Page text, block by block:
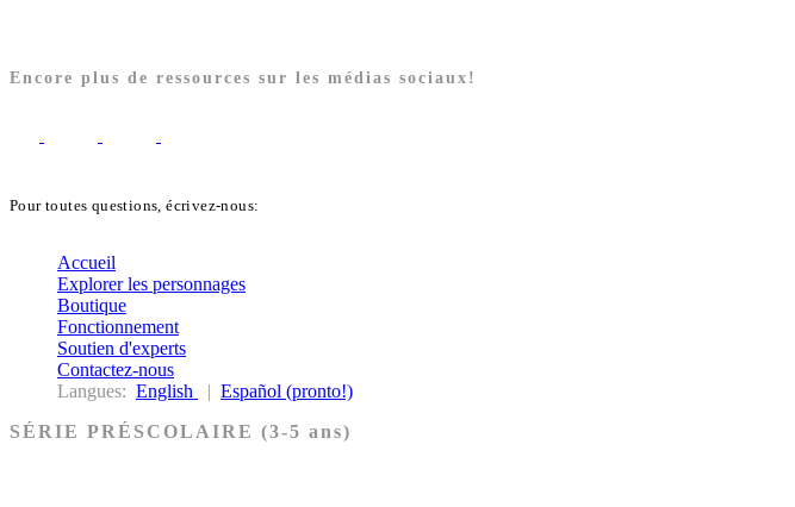
Encore plus de ressources sur les médias sociaux!
Pour toutes questions, écrivez-nous:
Accueil
Explorer les personnages
Boutique
Fonctionnement
Soutien d'experts
Contactez-nous
Langues: English | Español (pronto!)
SÉRIE PRÉSCOLAIRE (3-5 ans)